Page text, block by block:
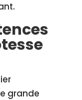
grande